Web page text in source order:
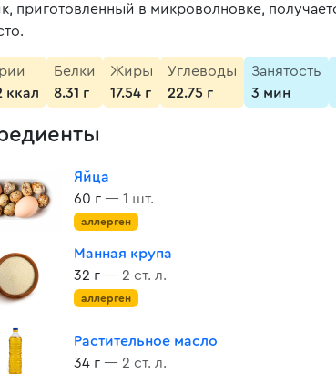
приготовленный в микроволновке,
ккал
Белки
8.31 г
Жиры
17.54 г
Углеводы
22.75 г
Занятость
3 мин
Яйца
60 г — 1 шт.
аллерген
Манная крупа
32 г — 2 ст. л.
аллерген
Растительное масло
34 г — 2 ст. л.